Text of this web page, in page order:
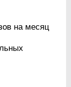
на месяц